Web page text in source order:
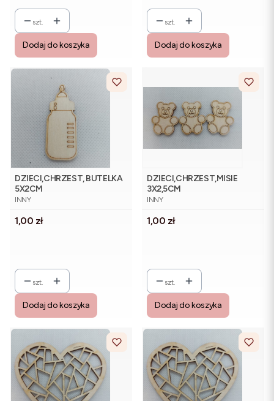
szt.
Dodaj do koszyka
szt.
Dodaj do koszyka
DZIECI,CHRZEST, BUTELKA
5X2CM
PRODUCENT
INNY
Cena
1,00 zł
szt.
Dodaj do koszyka
DZIECI,CHRZEST,MISIE
3X2,5CM
PRODUCENT
INNY
Cena
1,00 zł
szt.
Dodaj do koszyka